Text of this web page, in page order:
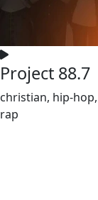
Project 88.7
christian, hip-
rap